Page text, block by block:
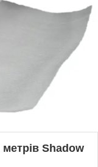
Shadow